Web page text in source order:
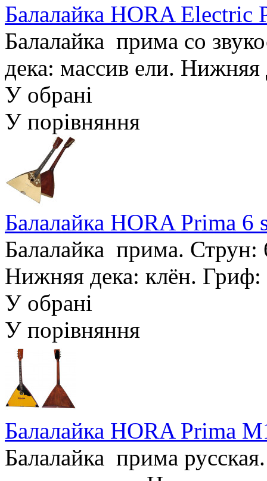
Балалайка HORA Electric
Балалайка прима со
дека: массив ели. Нижняя
У обрані
У порівняння
Балалайка HORA Prima 6
Балалайка прима. Струн:
Нижняя дека: клён. Гриф:
У обрані
У порівняння
Балалайка HORA Prima
Балалайка прима